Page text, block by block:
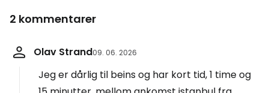
2 kommentarer
Olav Strand09. 06. 2026
Jeg er dårlig til beins og har kort tid, 1 time og